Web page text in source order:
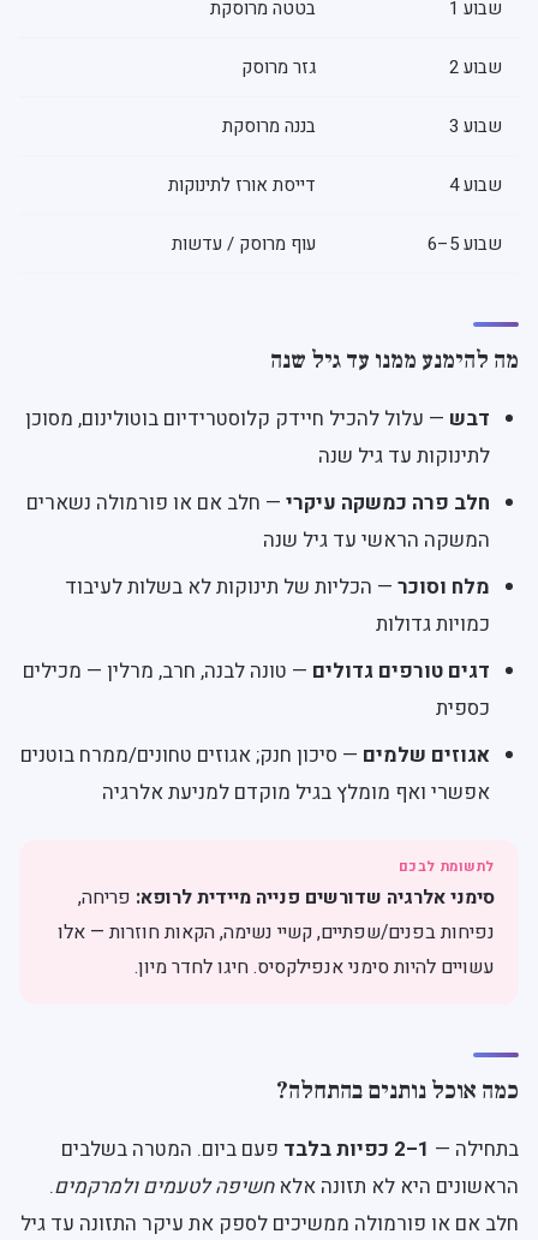
שבוע 1 בטטה מרוסקת
שבוע 2 גזר מרוסק
שבוע 3 בננה מרוסקת
שבוע 4 דייסת אורז לתינוקות
שבוע 5–6 עוף מרוסק / עדשות
מה להימנע ממנו עד גיל שנה
דבש — עלול להכיל חיידק קלוסטרידיום בוטולינום, מסוכן
לתינוקות עד גיל שנה
חלב פרה כמשקה עיקרי — חלב אם או פורמולה נשארים
המשקה הראשי עד גיל שנה
מלח וסוכר — הכליות של תינוקות לא בשלות לעיבוד
כמויות גדולות
דגים טורפים גדולים — טונה לבנה, חרב, מרלין — מכילים
כספית
אגוזים שלמים — סיכון חנק; אגוזים טחונים/ממרח בוטנים
אפשרי ואף מומלץ בגיל מוקדם למניעת אלרגיה
סימני אלרגיה שדורשים פנייה מיידית לרופא: פריחה,
נפיחות בפנים/שפתיים, קשיי נשימה, הקאות חוזרות — אלו
עשויים להיות סימני אנפילקסיס. חיגו לחדר מיון.
כמה אוכל נותנים בהתחלה?
בתחילה — 1–2 כפיות בלבד
פעם ביום. המטרה בשלבים
הראשונים היא לא תזונה אלאחשיפה לטעמים ולמרקמים.
חלב אם או פורמולה ממשיכים לספק את עיקר התזונה עד גיל